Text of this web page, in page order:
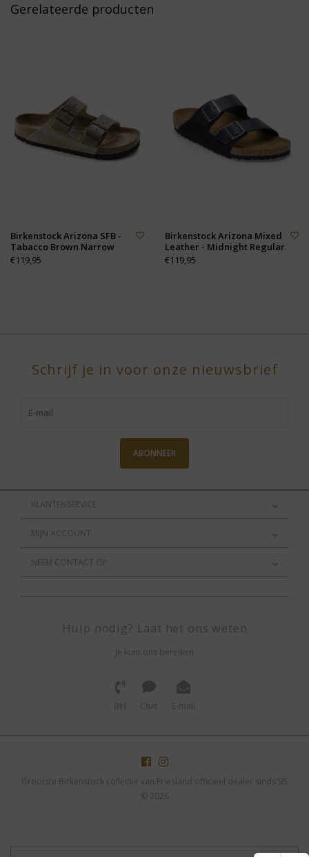
Gerelateerde producten
Birkenstock Arizona SFB -
Tabacco Brown Narrow
€119,95
Birkenstock Arizona Mixed
Leather - Midnight Regular
€119,95
Schrijf je in voor onze nieuwsbrief
ABONNEER
KLANTENSERVICE
MIJN ACCOUNT
NEEM CONTACT OP
Hulp nodig? Laat het ons weten
Je kunt ons bereiken
Bel Chat E-mail
Grootste Birkenstock collectie van Friesland officieel dealer sinds'95
© 2026